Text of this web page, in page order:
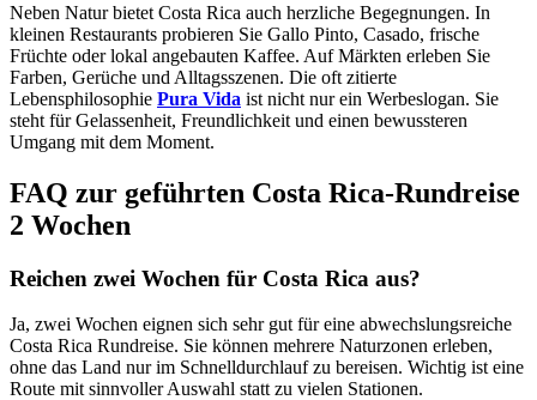
Neben Natur bietet Costa Rica auch herzliche Begegnungen. In
kleinen Restaurants probieren Sie Gallo Pinto, Casado, frische
Früchte oder lokal angebauten Kaffee. Auf Märkten erleben Sie
Farben, Gerüche und Alltagsszenen. Die oft zitierte
Lebensphilosophie Pura Vida ist nicht nur ein Werbeslogan. Sie
steht für Gelassenheit, Freundlichkeit und einen bewussteren
Umgang mit dem Moment.
FAQ zur geführten Costa Rica-Rundreise
2 Wochen
Reichen zwei Wochen für Costa Rica aus?
Ja, zwei Wochen eignen sich sehr gut für eine abwechslungsreiche
Costa Rica Rundreise. Sie können mehrere Naturzonen erleben,
ohne das Land nur im Schnelldurchlauf zu bereisen. Wichtig ist eine
Route mit sinnvoller Auswahl statt zu vielen Stationen.